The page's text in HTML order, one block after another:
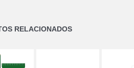
RELACIONADOS